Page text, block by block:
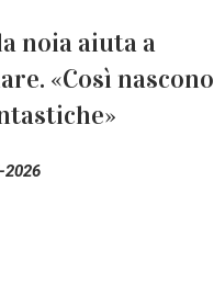
noia aiuta a
«Così nascono
2026